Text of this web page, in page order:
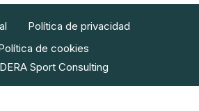
Política de privacidad
de cookies
Sport Consulting